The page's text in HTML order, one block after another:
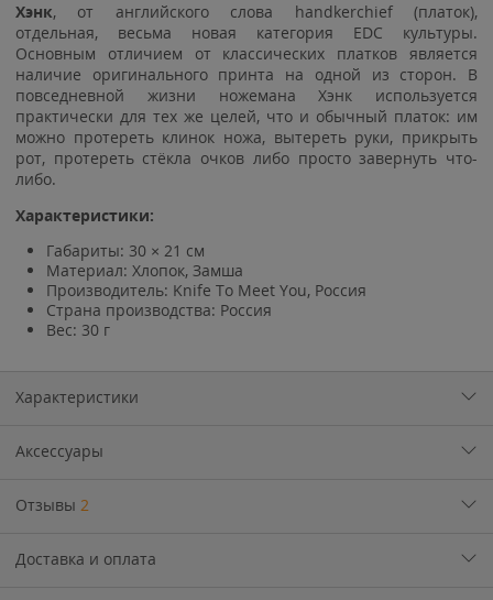
Хэнк, от английского слова handkerchief (платок),
отдельная, весьма новая категория EDC культуры.
Основным отличием от классических платков является
наличие оригинального принта на одной из сторон. В
повседневной жизни ножемана Хэнк используется
практически для тех же целей, что и обычный платок: им
можно протереть клинок ножа, вытереть руки, прикрыть
рот, протереть стёкла очков либо просто завернуть что-
либо.
Характеристики:
Габариты: 30 × 21 см
Материал: Хлопок, Замша
Производитель: Knife To Meet You, Россия
Страна производства: Россия
Вес: 30 г
Характеристики
Аксессуары
Отзывы 2
Доставка и оплата